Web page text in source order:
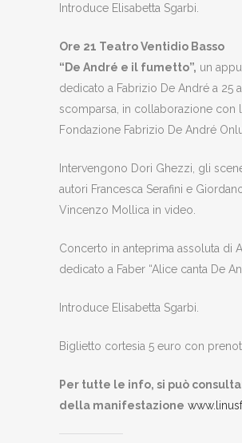
Introduce Elisabetta Sgarbi.
Ore 21 Teatro Ventidio Basso
“De André e il fumetto”, un
dedicato a Fabrizio De André a 25
scomparsa, in collaborazione con
Fondazione Fabrizio De André
Intervengono Dori Ghezzi, gli
autori Francesca Serafini e
Vincenzo Mollica in video.
Concerto in anteprima assoluta di
dedicato a Faber “Alice canta De
Introduce Elisabetta Sgarbi.
Biglietto cortesia 5 euro con
Per tutte le info, si può
della manifestazione